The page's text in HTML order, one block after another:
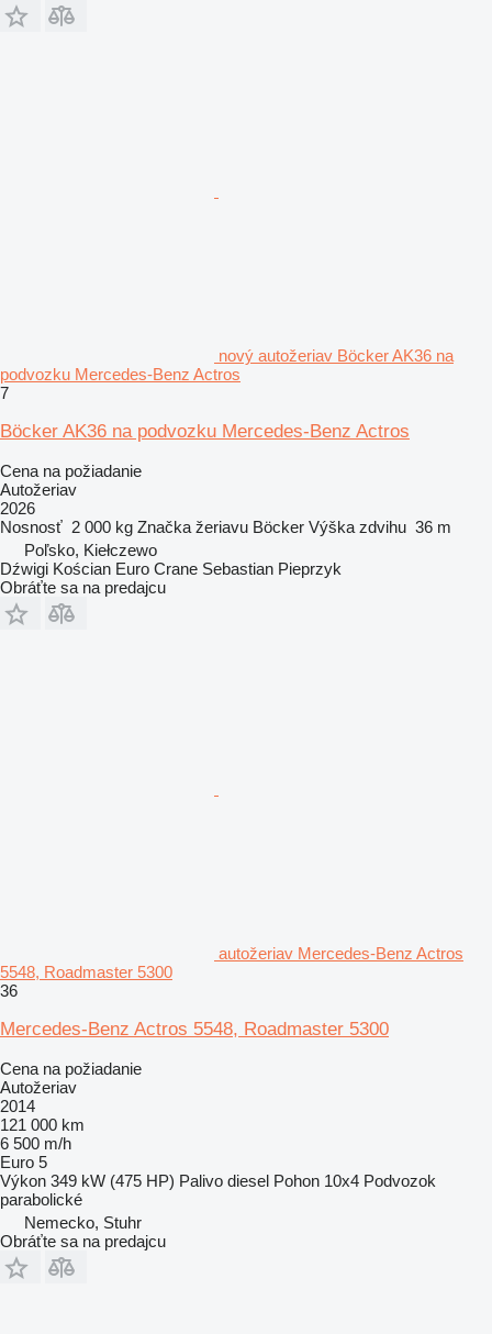
nový autožeriav Böcker AK36 na
podvozku Mercedes-Benz Actros
7
Böcker AK36 na podvozku Mercedes-Benz Actros
Cena na požiadanie
Autožeriav
2026
Nosnosť 2 000 kg Značka žeriavu Böcker Výška zdvihu 36 m
Poľsko, Kiełczewo
Dźwigi Kościan Euro Crane Sebastian Pieprzyk
Obráťte sa na predajcu
autožeriav Mercedes-Benz Actros
5548, Roadmaster 5300
36
Mercedes-Benz Actros 5548, Roadmaster 5300
Cena na požiadanie
Autožeriav
2014
121 000 km
6 500 m/h
Euro 5
Výkon 349 kW (475 HP) Palivo diesel Pohon 10x4 Podvozok
parabolické
Nemecko, Stuhr
Obráťte sa na predajcu